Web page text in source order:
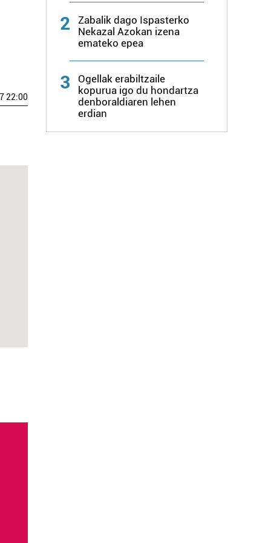
22:00
2
Zabalik dago Ispasterko
Nekazal Azokan izena
emateko epea
3
Ogellak erabiltzaile
kopurua igo du hondartza
denboraldiaren lehen
erdian